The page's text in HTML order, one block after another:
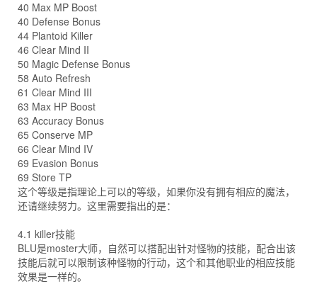
40 Max MP Boost
40 Defense Bonus
44 Plantoid Killer
46 Clear Mind II
50 Magic Defense Bonus
58 Auto Refresh
61 Clear Mind III
63 Max HP Boost
63 Accuracy Bonus
65 Conserve MP
66 Clear Mind IV
69 Evasion Bonus
69 Store TP
这个等级是指理论上可以的等级，如果你没有拥有相应的魔法，
还请继续努力。这里需要指出的是：
4.1 killer技能
BLU是moster大师，自然可以搭配出针对怪物的技能，配合出该
技能后就可以限制该种怪物的行动，这个和其他职业的相应技能
效果是一样的。